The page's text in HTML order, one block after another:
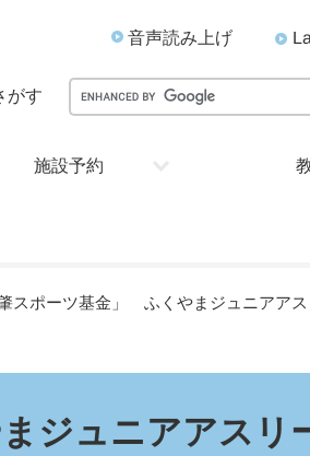
音声読み上げ
がす
施設予約
スポーツ基金」 ふくやまジュニアア
ジュニアアス